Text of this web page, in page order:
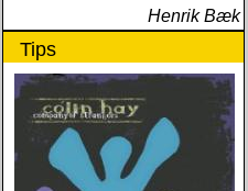
Henrik Bæk
Tips